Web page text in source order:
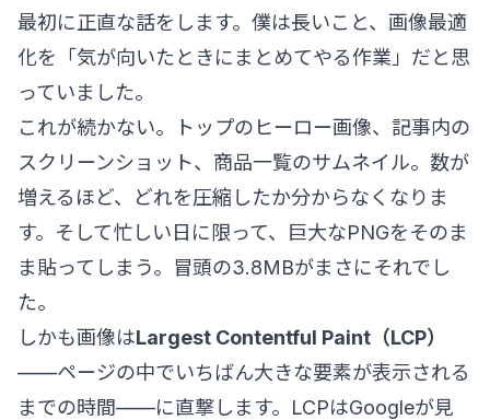
最初に正直な話をします。僕は長いこと、画像最適
化を「気が向いたときにまとめてやる作業」だと思
っていました。
これが続かない。トップのヒーロー画像、記事内の
スクリーンショット、商品一覧のサムネイル。数が
増えるほど、どれを圧縮したか分からなくなりま
す。そして忙しい日に限って、巨大なPNGをそのま
ま貼ってしまう。冒頭の3.8MBがまさにそれでし
た。
しかも画像はLargest Contentful Paint（LCP）
——ページの中でいちばん大きな要素が表示される
までの時間——に直撃します。LCPはGoogleが見